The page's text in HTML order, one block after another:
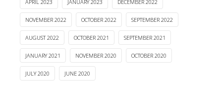
APRIL 2023 JANUARY 2023 DECEMBER 2022
NOVEMBER 2022 OCTOBER 2022 SEPTEMBER 2022
AUGUST 2022 OCTOBER 2021 SEPTEMBER 2021
JANUARY 2021 NOVEMBER 2020 OCTOBER 2020
JULY 2020 JUNE 2020